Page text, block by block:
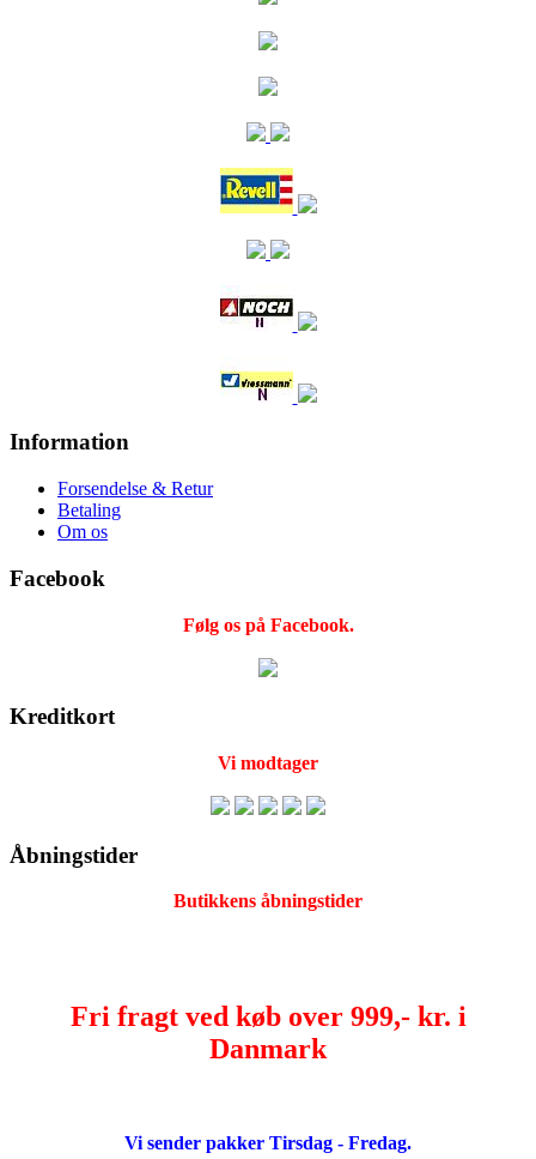
Information
Forsendelse & Retur
Betaling
Om os
Facebook
Følg os på Facebook.
Kreditkort
Vi modtager
Åbningstider
Butikkens åbningstider
Fri fragt ved køb over 999,- kr. i
Danmark
Vi sender pakker Tirsdag - Fredag.